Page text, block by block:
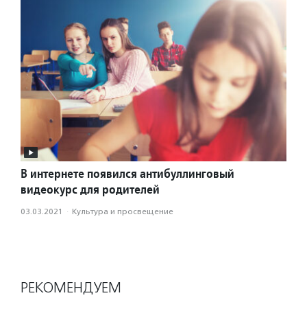
В интернете появился антибуллинговый
видеокурс для родителей
03.03.2021 · Культура и просвещение
РЕКОМЕНДУЕМ